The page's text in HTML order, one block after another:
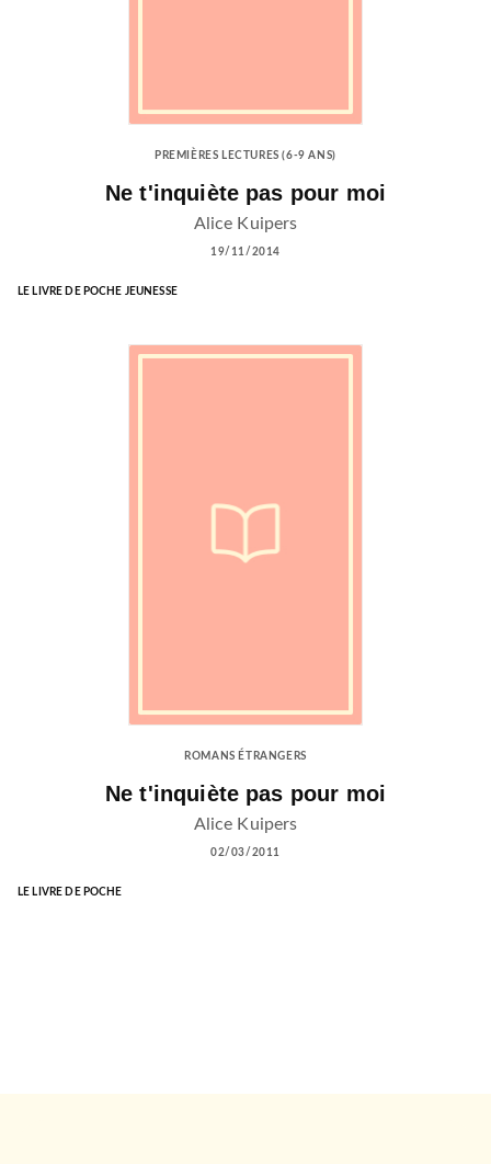
PREMIÈRES LECTURES (6-9 ANS)
Ne t'inquiète pas pour moi
Alice Kuipers
19/11/2014
LE LIVRE DE POCHE JEUNESSE
ROMANS ÉTRANGERS
Ne t'inquiète pas pour moi
Alice Kuipers
02/03/2011
LE LIVRE DE POCHE